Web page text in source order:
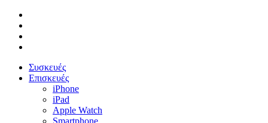
Close
Menu
Συσκευές
Επισκευές
iPhone
iPad
Apple Watch
Smartphone